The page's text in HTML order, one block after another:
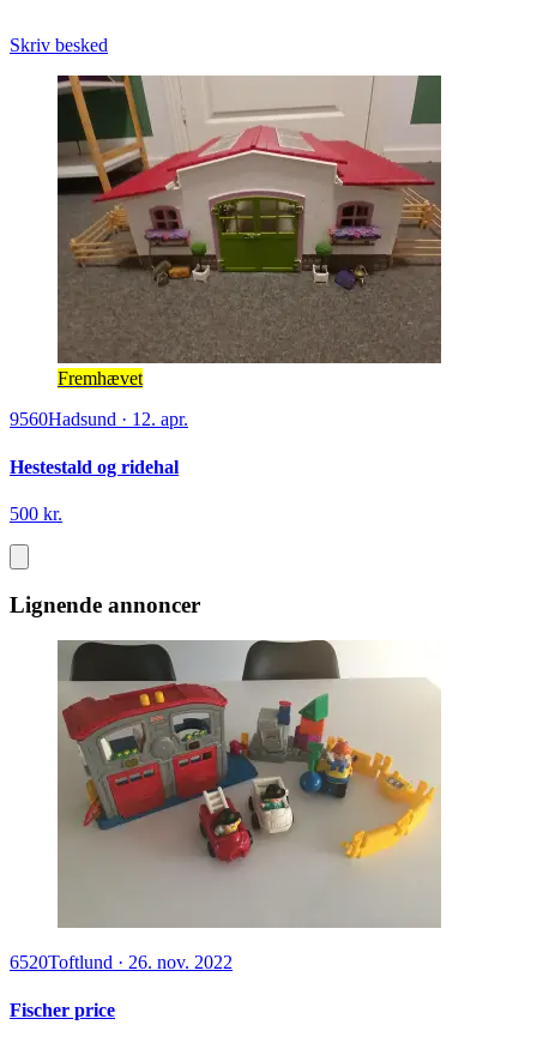
Skriv besked
Fremhævet
9560Hadsund · 12. apr.
Hestestald og ridehal
500 kr.
Lignende annoncer
6520Toftlund · 26. nov. 2022
Fischer price